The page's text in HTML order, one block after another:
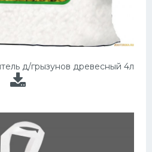
д/грызунов древесный 4л